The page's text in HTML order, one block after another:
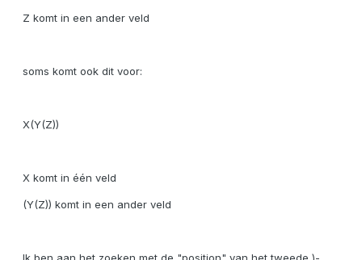
Z komt in een ander veld
soms komt ook dit voor:
X(Y(Z))
X komt in één veld
(Y(Z)) komt in een ander veld